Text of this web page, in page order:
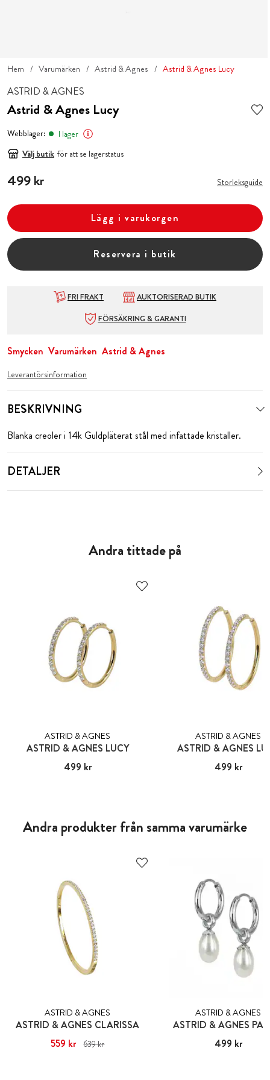
Hem Varumärken Astrid & Agnes Astrid & Agnes Lucy
ASTRID & AGNES
Astrid & Agnes Lucy
Webblager:
I lager
Välj butik för att se lagerstatus
Pris:499 kr
499 kr Storleksguide
Lägg i varukorgen
Reservera i butik
FRI FRAKT
AUKTORISERAD BUTIK
FÖRSÄKRING & GARANTI
Smycken Varumärken Astrid & Agnes
Leverantörsinformation
BESKRIVNING
Blanka creoler i 14k Guldpläterat stål med infattade kristaller.
DETALJER
Andra tittade på
ASTRID & AGNES
ASTRID & AGNES LUCY
Pris:499 kr
499 kr
ASTRID & AGNES
ASTRID & AGNES
Pris:499 kr
499 kr
Andra produkter från samma varumärke
ASTRID & AGNES
ASTRID & AGNES CLARISSA
Nuvarande pris: 559 kr
559 kr 639 kr
ASTRID & AGNES
ASTRID & AGNES
Pris:499 kr
499 kr